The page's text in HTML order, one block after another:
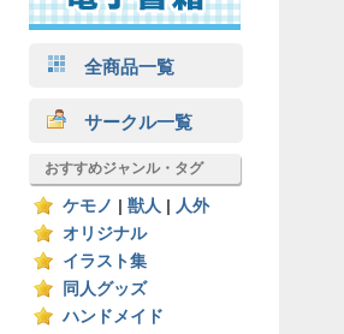
全商品一覧
サークル一覧
おすすめジャンル・タグ
ケモノ 獣人
人外
オリジナル
イラスト集
同人グッズ
ハンドメイド